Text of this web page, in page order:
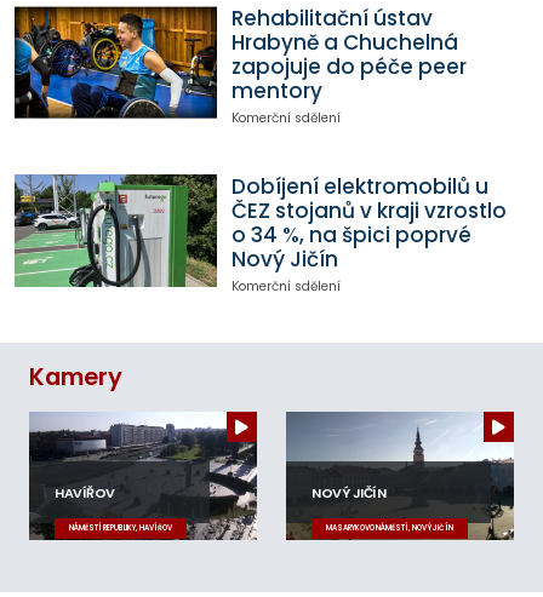
Rehabilitační ústav
Hrabyně a Chuchelná
zapojuje do péče peer
mentory
Komerční sdělení
Dobíjení elektromobilů u
ČEZ stojanů v kraji vzrostlo
o 34 %, na špici poprvé
Nový Jičín
Komerční sdělení
Kamery
HAVÍŘOV
NÁMĚSTÍ REPUBLIKY, HAVÍŘOV
NOVÝ JIČÍN
MASARYKOVO NÁMĚSTÍ, NOVÝ JIČÍN